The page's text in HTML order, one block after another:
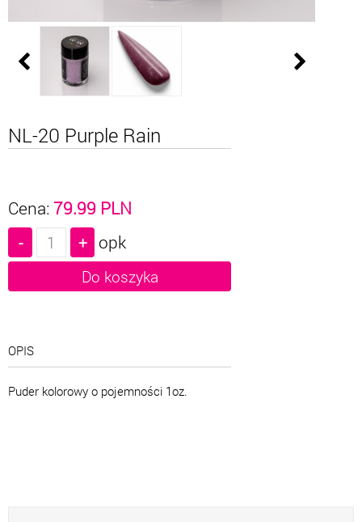
NL-20 Purple Rain
Cena: 79.99 PLN
opk
OPIS
Puder kolorowy o pojemności 1oz.